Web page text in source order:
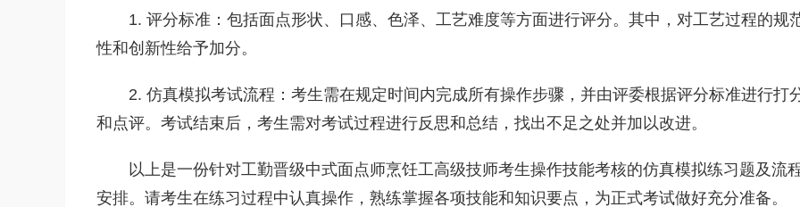
1. 评分标准：包括面点形状、口感、色泽、工艺难度等方面进行评分。其中，对工艺过程的规
性和创新性给予加分。
2. 仿真模拟考试流程：考生需在规定时间内完成所有操作步骤，并由评委根据评分标准进行打
和点评。考试结束后，考生需对考试过程进行反思和总结，找出不足之处并加以改进。
以上是一份针对工勤晋级中式面点师烹饪工高级技师考生操作技能考核的仿真模拟练习题及流
安排。请考生在练习过程中认真操作，熟练掌握各项技能和知识要点，为正式考试做好充分准备。